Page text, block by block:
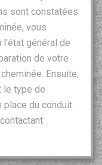
sont constatées
vous
général de
de votre
Ensuite,
le type de
du conduit.